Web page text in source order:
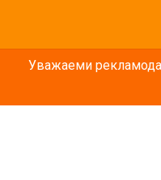
Уважаеми